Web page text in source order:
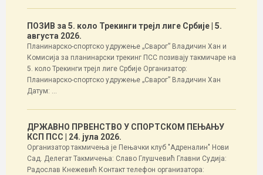
ПОЗИВ за 5. коло Трекинги трејл лиге Србије | 5.
августа 2026.
Планинарско-спортско удружење „Сварог” Владичин Хан и
Комисија за планинарски трекинг ПСС позивају такмичаре на
5. коло Трекинги трејл лиге Србије Организатор:
Планинарско-спортско удружење „Сварог” Владичин Хан
Датум: ...
ДРЖАВНО ПРВЕНСТВО У СПОРТСКОМ ПЕЊАЊУ
КСП ПСС
| 24. јула 2026.
Организатор такмичења је Пењачки клуб "Адреналин" Нови
Сад. Делегат Такмичења: Славо Глушчевић Главни Судија:
Радослав Кнежевић Контакт телефон организатора: